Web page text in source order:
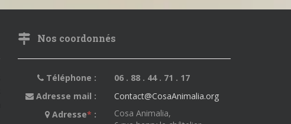
Nos coordonnés
Téléphone :
06 . 88 . 44 . 71 . 17
Adresse mail :
Contact@CosaAnimalia.org
Adresse* :
Cosa Animalia,